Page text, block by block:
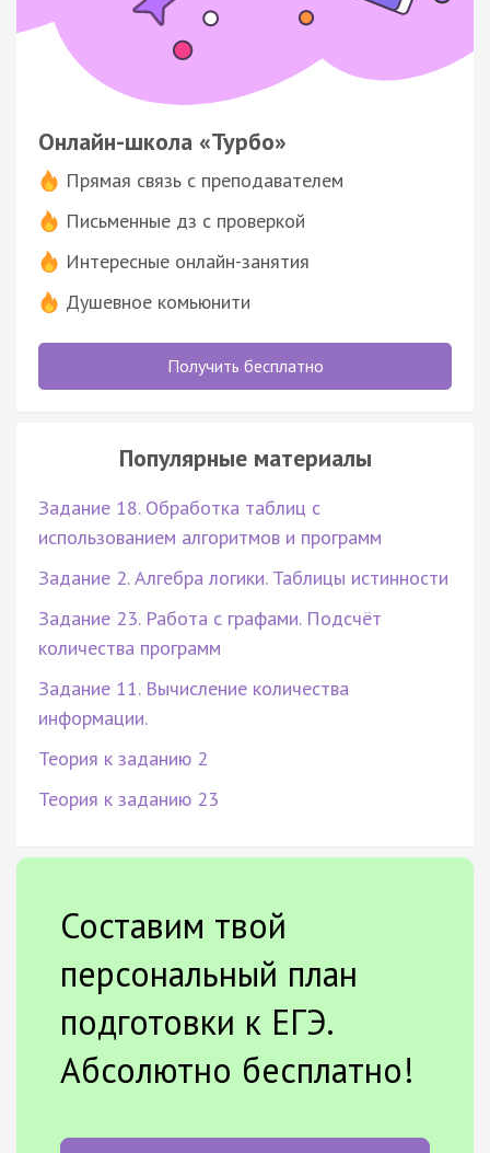
Онлайн-школа «Турбо»
Прямая связь с преподавателем
Письменные дз с проверкой
Интересные онлайн-занятия
Душевное комьюнити
Получить бесплатно
Популярные материалы
Задание 18. Обработка таблиц с
использованием алгоритмов и программ
Задание 2. Алгебра логики. Таблицы истинности
Задание 23. Работа с графами. Подсчёт
количества программ
Задание 11. Вычисление количества
информации.
Теория к заданию 2
Теория к заданию 23
Составим твой
персональный план
подготовки к ЕГЭ.
Абсолютно бесплатно!